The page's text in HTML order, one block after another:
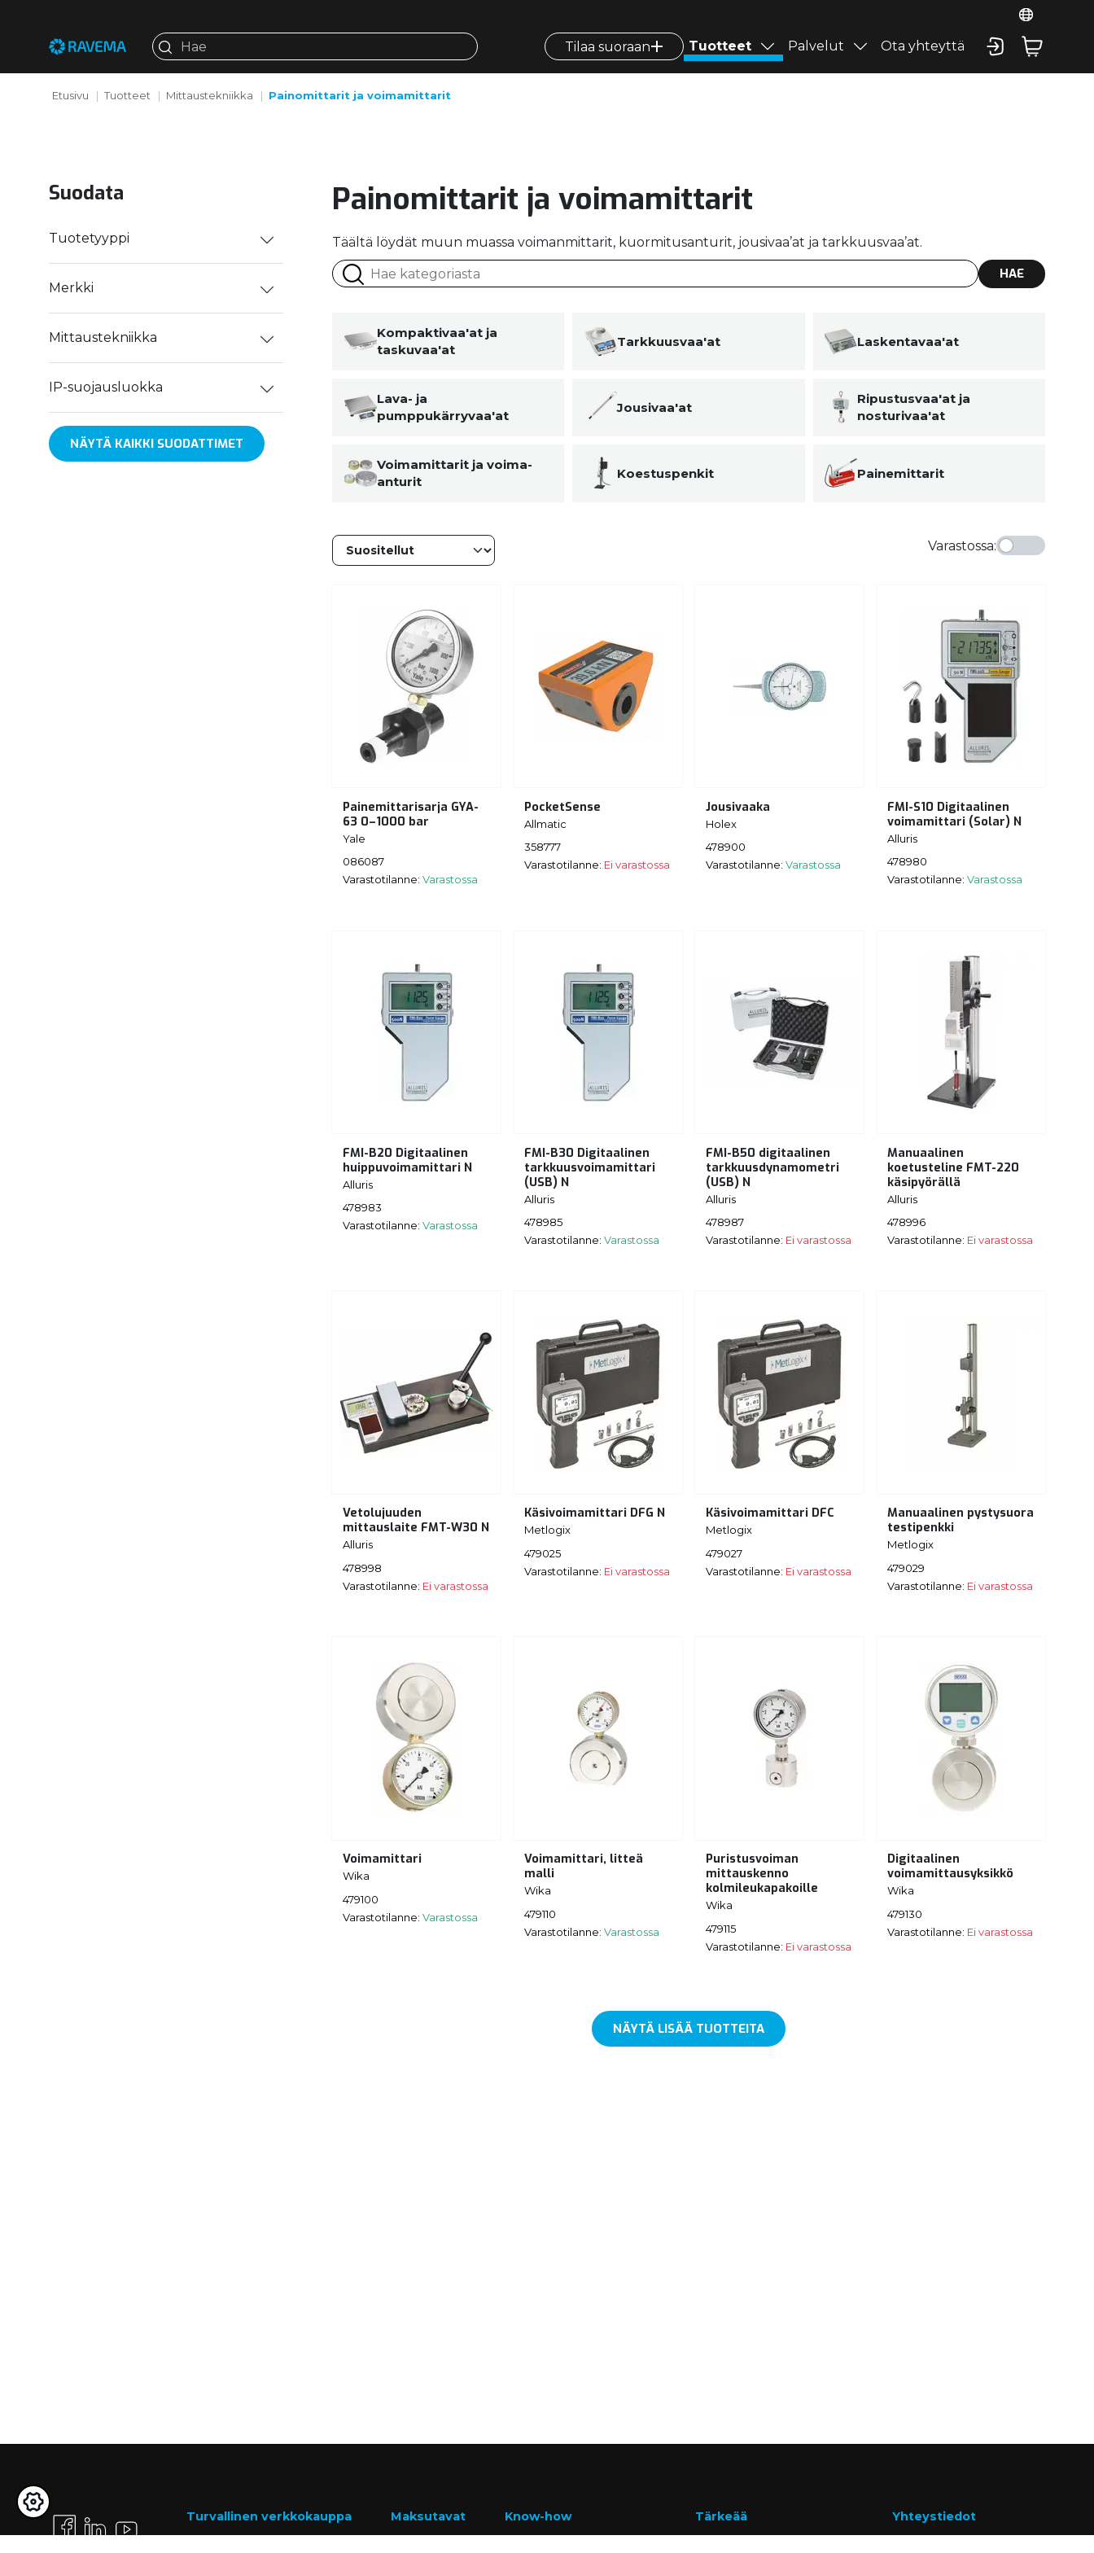
Tilaa suoraan Tuotteet Palvelut Ota yhteyttä
Etusivu Tuotteet Mittaustekniikka Painomittarit ja voimamittarit
Suodata
Tuotetyyppi
Merkki
Mittaustekniikka
IP-suojausluokka
NÄYTÄ KAIKKI SUODATTIMET
Painomittarit ja voimamittarit
Täältä löydät muun muassa voimanmittarit, kuormitusanturit, jousivaa’at ja tarkkuusvaa’at.
HAE
Kompaktivaa'at ja
taskuvaa'at
Tarkkuusvaa'at Laskentavaa'at
Lava- ja
pumppukärryvaa'at
Jousivaa'at
Ripustusvaa'at ja
nosturivaa'at
Voimamittarit ja voima-
anturit
Koestuspenkit Painemittarit
Varastossa:
Painemittarisarja GYA-
63 0–1000 bar
Yale
086087
Varastotilanne: Varastossa
PocketSense
Allmatic
358777
Varastotilanne: Ei varastossa
Jousivaaka
Holex
478900
Varastotilanne: Varastossa
FMI-S10 Digitaalinen
voimamittari (Solar) N
Alluris
478980
Varastotilanne: Varastossa
FMI-B20 Digitaalinen
huippuvoimamittari N
Alluris
478983
Varastotilanne: Varastossa
FMI-B30 Digitaalinen
tarkkuusvoimamittari
(USB) N
Alluris
478985
Varastotilanne: Varastossa
FMI-B50 digitaalinen
tarkkuusdynamometri
(USB) N
Alluris
478987
Varastotilanne: Ei varastossa
Manuaalinen
koetusteline FMT-220
käsipyörällä
Alluris
478996
Varastotilanne: Ei varastossa
Vetolujuuden
mittauslaite FMT-W30 N
Alluris
478998
Varastotilanne: Ei varastossa
Käsivoimamittari DFG N
Metlogix
479025
Varastotilanne: Ei varastossa
Käsivoimamittari DFC
Metlogix
479027
Varastotilanne: Ei varastossa
Manuaalinen pystysuora
testipenkki
Metlogix
479029
Varastotilanne: Ei varastossa
Voimamittari
Wika
479100
Varastotilanne: Varastossa
Voimamittari, litteä
malli
Wika
479110
Varastotilanne: Varastossa
Puristusvoiman
mittauskenno
kolmileukapakoille
Wika
479115
Varastotilanne: Ei varastossa
Digitaalinen
voimamittausyksikkö
Wika
479130
Varastotilanne: Ei varastossa
NÄYTÄ LISÄÄ TUOTTEITA
Turvallinen verkkokauppa
Maksutavat
Know-how
Tärkeää
Yhteystiedot